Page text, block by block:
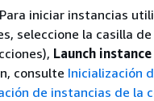
iniciar instancias
seleccione la casilla
Launch instance
consulte Inicialización
de instancias de la